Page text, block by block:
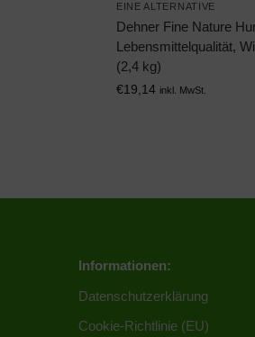
EINE ALTERNATIVE
Dehner Fine Nature
Lebensmittelqualität,
(2,4 kg)
€19,14 inkl. MwSt.
Informationen:
Datenschutzerklärung
Cookie-Richtlinie (EU)